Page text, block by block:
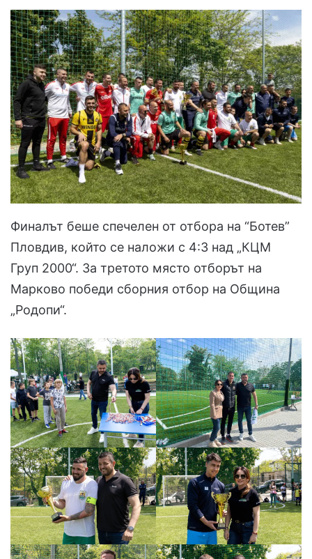
Финалът беше спечелен от отбора на “Ботев”
Пловдив, който се наложи с 4:3 над „КЦМ
Груп 2000“. За третото място отборът на
Марково победи сборния отбор на Община
„Родопи“.